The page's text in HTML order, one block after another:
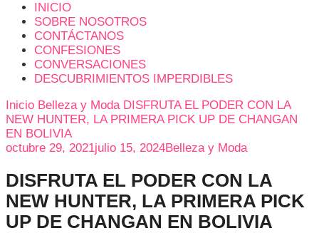
INICIO
SOBRE NOSOTROS
CONTÁCTANOS
CONFESIONES
CONVERSACIONES
DESCUBRIMIENTOS IMPERDIBLES
Inicio Belleza y Moda DISFRUTA EL PODER CON LA
NEW HUNTER, LA PRIMERA PICK UP DE CHANGAN
EN BOLIVIA
octubre 29, 2021julio 15, 2024Belleza y Moda
DISFRUTA EL PODER CON LA
NEW HUNTER, LA PRIMERA PICK
UP DE CHANGAN EN BOLIVIA